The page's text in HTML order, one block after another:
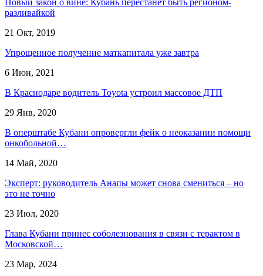
разливайкой
21 Окт, 2019
Упрощенное получение маткапитала уже завтра
6 Июн, 2021
В Краснодаре водитель Toyota устроил массовое ДТП
29 Янв, 2020
В оперштабе Кубани опровергли фейк о неоказании помощи
онкобольной…
14 Май, 2020
Эксперт: руководитель Анапы может снова смениться – но
это не точно
23 Июл, 2020
Глава Кубани принес соболезнования в связи с терактом в
Московской…
23 Мар, 2024